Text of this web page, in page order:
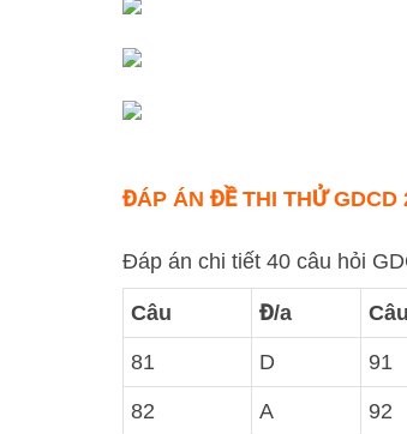
ĐÁP ÁN ĐỀ THI THỬ GDCD
Đáp án chi tiết 40 câu hỏi
Câu Đ/a Câu
81 D 91
82 A 92